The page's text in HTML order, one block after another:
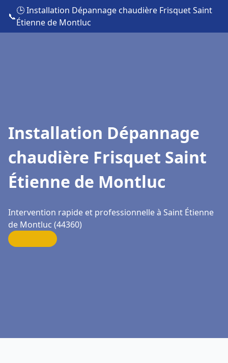
📞
🕒 Installation Dépannage chaudière Frisquet Saint
Étienne de Montluc
Installation Dépannage
chaudière Frisquet Saint
Étienne de Montluc
Intervention rapide et professionnelle à Saint Étienne
de Montluc (44360)